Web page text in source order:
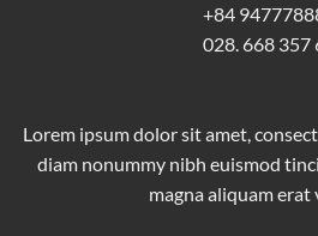
+84
028. 668 357
Lorem ipsum dolor sit amet,
diam nonummy nibh euismod
magna aliquam